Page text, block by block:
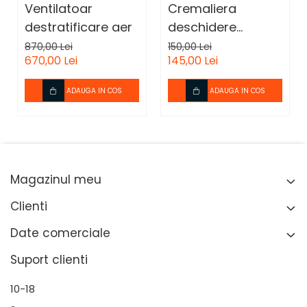
din otel cadmiat. Sunt usoare, rezistente la actiunile
factorilor chimici si produc un zgomot de doar 40 db
Ventilatoar
destratificare aer
870,00 Lei
670,00 Lei
ADAUGA IN COS
Cremaliera
deschidere
ferestre
150,00 Lei
145,00 Lei
ADAUGA IN COS
Magazinul meu
Clienti
Date comerciale
Suport clienti
10-18